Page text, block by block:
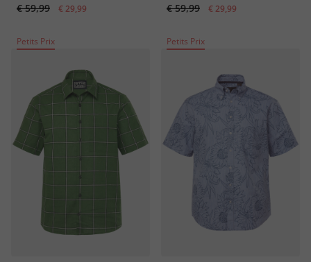
coupe Cuba Fit - jusqu'au
€ 59,99 € 29,99 € 59,99 € 29,99
Petits Prix Petits Prix